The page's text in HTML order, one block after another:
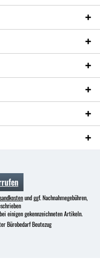
und ggf. Nachnahmegebühren,
einigen gekennzeichneten Artikeln.
Bürobedarf Beutezug